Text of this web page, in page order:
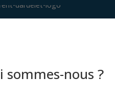
sommes-nous ?